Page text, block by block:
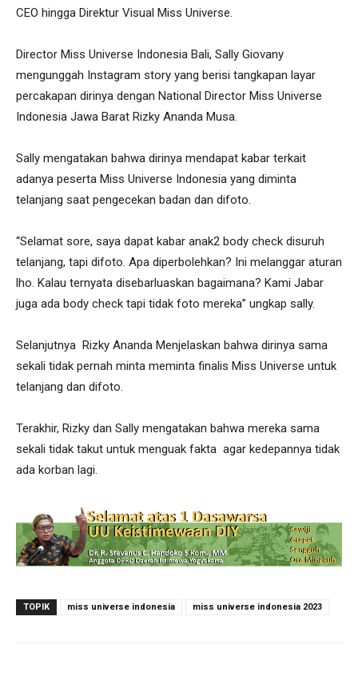
CEO hingga Direktur Visual Miss Universe.
Director Miss Universe Indonesia Bali, Sally Giovany
mengunggah Instagram story yang berisi tangkapan layar
percakapan dirinya dengan National Director Miss Universe
Indonesia Jawa Barat Rizky Ananda Musa.
Sally mengatakan bahwa dirinya mendapat kabar terkait
adanya peserta Miss Universe Indonesia yang diminta
telanjang saat pengecekan badan dan difoto.
“Selamat sore, saya dapat kabar anak2 body check disuruh
telanjang, tapi difoto. Apa diperbolehkan? Ini melanggar aturan
lho. Kalau ternyata disebarluaskan bagaimana? Kami Jabar
juga ada body check tapi tidak foto mereka” ungkap sally.
Selanjutnya Rizky Ananda Menjelaskan bahwa dirinya sama
sekali tidak pernah minta meminta finalis Miss Universe untuk
telanjang dan difoto.
Terakhir, Rizky dan Sally mengatakan bahwa mereka sama
sekali tidak takut untuk menguak fakta agar kedepannya tidak
ada korban lagi.
TOPIK miss universe indonesia miss universe indonesia 2023